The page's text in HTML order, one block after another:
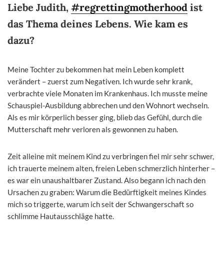
Liebe Judith, #regrettingmotherhood ist
das Thema deines Lebens. Wie kam es
dazu?
Meine Tochter zu bekommen hat mein Leben komplett
verändert – zuerst zum Negativen. Ich wurde sehr krank,
verbrachte viele Monaten im Krankenhaus. Ich musste meine
Schauspiel-Ausbildung abbrechen und den Wohnort wechseln.
Als es mir körperlich besser ging, blieb das Gefühl, durch die
Mutterschaft mehr verloren als gewonnen zu haben.
Zeit alleine mit meinem Kind zu verbringen fiel mir sehr schwer,
ich trauerte meinem alten, freien Leben schmerzlich hinterher –
es war ein unaushaltbarer Zustand. Also begann ich nach den
Ursachen zu graben: Warum die Bedürftigkeit meines Kindes
mich so triggerte, warum ich seit der Schwangerschaft so
schlimme Hautausschläge hatte.